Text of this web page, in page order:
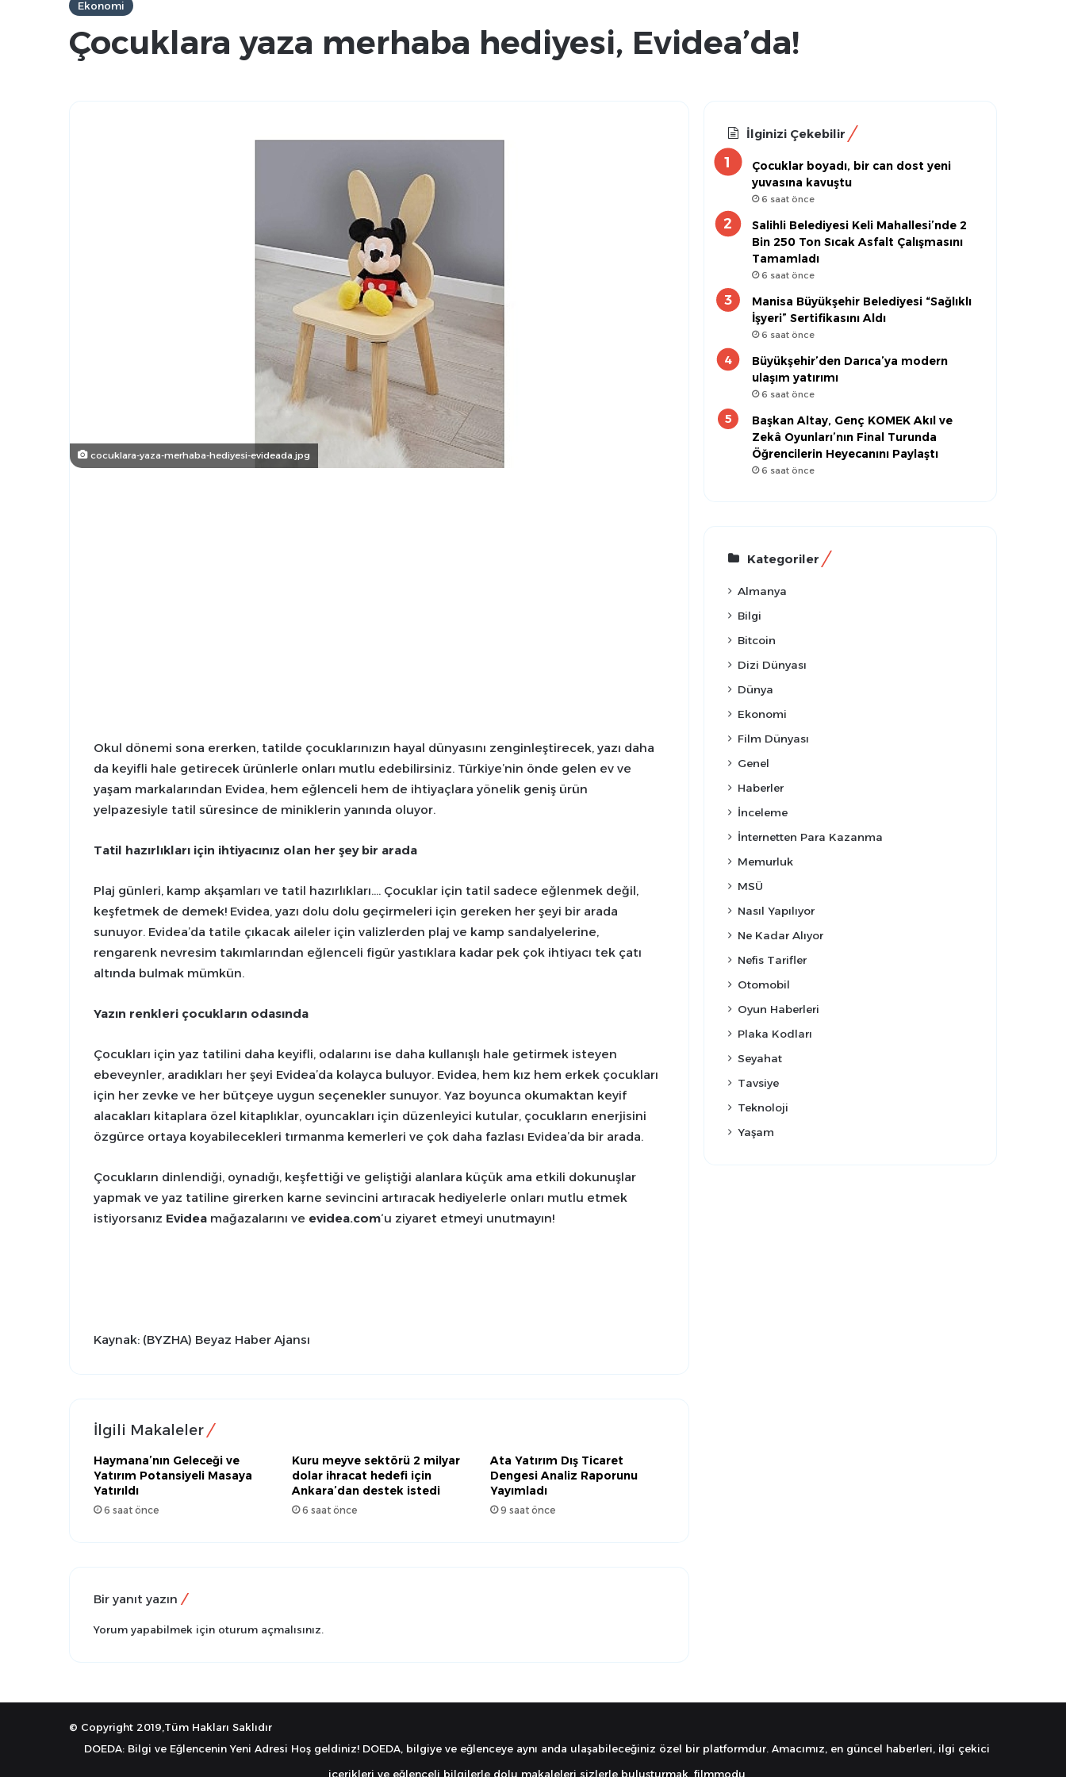
Ekonomi
Çocuklara yaza merhaba hediyesi, Evidea’da!
cocuklara-yaza-merhaba-hediyesi-evideada.jpg
Okul dönemi sona ererken, tatilde çocuklarınızın hayal dünyasını zenginleştirecek, yazı daha
da keyifli hale getirecek ürünlerle onları mutlu edebilirsiniz. Türkiye’nin önde gelen ev ve
yaşam markalarından Evidea, hem eğlenceli hem de ihtiyaçlara yönelik geniş ürün
yelpazesiyle tatil süresince de miniklerin yanında oluyor.
Tatil hazırlıkları için ihtiyacınız olan her şey bir arada
Plaj günleri, kamp akşamları ve tatil hazırlıkları…. Çocuklar için tatil sadece eğlenmek değil,
keşfetmek de demek! Evidea, yazı dolu dolu geçirmeleri için gereken her şeyi bir arada
sunuyor. Evidea’da tatile çıkacak aileler için valizlerden plaj ve kamp sandalyelerine,
rengarenk nevresim takımlarından eğlenceli figür yastıklara kadar pek çok ihtiyacı tek çatı
altında bulmak mümkün.
Yazın renkleri çocukların odasında
Çocukları için yaz tatilini daha keyifli, odalarını ise daha kullanışlı hale getirmek isteyen
ebeveynler, aradıkları her şeyi Evidea’da kolayca buluyor. Evidea, hem kız hem erkek çocukları
için her zevke ve her bütçeye uygun seçenekler sunuyor. Yaz boyunca okumaktan keyif
alacakları kitaplara özel kitaplıklar, oyuncakları için düzenleyici kutular, çocukların enerjisini
özgürce ortaya koyabilecekleri tırmanma kemerleri ve çok daha fazlası Evidea’da bir arada.
Çocukların dinlendiği, oynadığı, keşfettiği ve geliştiği alanlara küçük ama etkili dokunuşlar
yapmak ve yaz tatiline girerken karne sevincini artıracak hediyelerle onları mutlu etmek
istiyorsanız Evidea mağazalarını ve evidea.com‘u ziyaret etmeyi unutmayın!
Kaynak: (BYZHA) Beyaz Haber Ajansı
İlgili Makaleler
Haymana’nın Geleceği ve
Yatırım Potansiyeli Masaya
Yatırıldı
6 saat önce
Kuru meyve sektörü 2 milyar
dolar ihracat hedefi için
Ankara’dan destek istedi
6 saat önce
Ata Yatırım Dış Ticaret
Dengesi Analiz Raporunu
Yayımladı
9 saat önce
Bir yanıt yazın
Yorum yapabilmek için oturum açmalısınız.
İlginizi Çekebilir
Çocuklar boyadı, bir can dost yeni
yuvasına kavuştu
6 saat önce
Salihli Belediyesi Keli Mahallesi’nde 2
Bin 250 Ton Sıcak Asfalt Çalışmasını
Tamamladı
6 saat önce
Manisa Büyükşehir Belediyesi “Sağlıklı
İşyeri” Sertifikasını Aldı
6 saat önce
Büyükşehir’den Darıca’ya modern
ulaşım yatırımı
6 saat önce
Başkan Altay, Genç KOMEK Akıl ve
Zekâ Oyunları’nın Final Turunda
Öğrencilerin Heyecanını Paylaştı
6 saat önce
Kategoriler
Almanya
Bilgi
Bitcoin
Dizi Dünyası
Dünya
Ekonomi
Film Dünyası
Genel
Haberler
İnceleme
İnternetten Para Kazanma
Memurluk
MSÜ
Nasıl Yapılıyor
Ne Kadar Alıyor
Nefis Tarifler
Otomobil
Oyun Haberleri
Plaka Kodları
Seyahat
Tavsiye
Teknoloji
Yaşam
© Copyright 2019,Tüm Hakları Saklıdır
DOEDA: Bilgi ve Eğlencenin Yeni Adresi Hoş geldiniz! DOEDA, bilgiye ve eğlenceye aynı anda ulaşabileceğiniz özel bir platformdur. Amacımız, en güncel haberleri, ilgi çekici
içerikleri ve eğlenceli bilgilerle dolu makaleleri sizlerle buluşturmak. filmmodu